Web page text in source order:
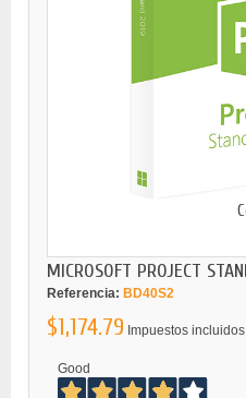
MICROSOFT PROJECT
Referencia: BD40S2
$1,174.79 Impuestos incluidos
Good